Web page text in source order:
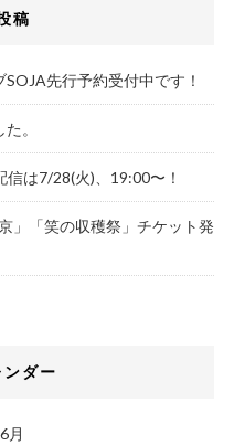
稿
先行予約受付中です！
。
は7/28(火)、19:00〜！
」「笑の収穫祭」チケット発
ダー
月